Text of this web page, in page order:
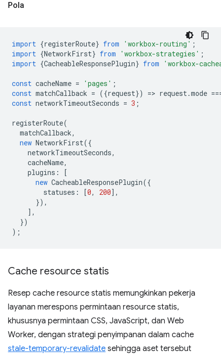
Pola
import {registerRoute} from 'workbox-routing' ;
import {NetworkFirst} from 'workbox-strategies' ;
import {CacheableResponsePlugin} from 'workbox-
const cacheName = 'pages' ;
const matchCallback = ({request}) => request.mode
const networkTimeoutSeconds = 3 ;
registerRoute(
matchCallback,
new NetworkFirst({
networkTimeoutSeconds,
cacheName,
plugins :
[
new CacheableResponsePlugin({
statuses : [0, 200],
}),
],
})
);
Cache resource statis
Resep cache resource statis memungkinkan pekerja
layanan merespons permintaan resource statis,
khususnya permintaan CSS, JavaScript, dan Web
Worker, dengan strategi penyimpanan dalam cache
stale-temporary-revalidate sehingga aset tersebut